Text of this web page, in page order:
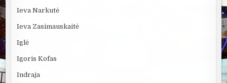
Ieva Narkutė
Ieva Zasimauskaitė
Iglė
Igoris Kofas
Indraja